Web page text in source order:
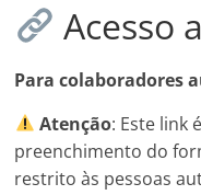
Acesso
Para colaboradores
Atenção: Este link
preenchimento do
restrito às pessoas